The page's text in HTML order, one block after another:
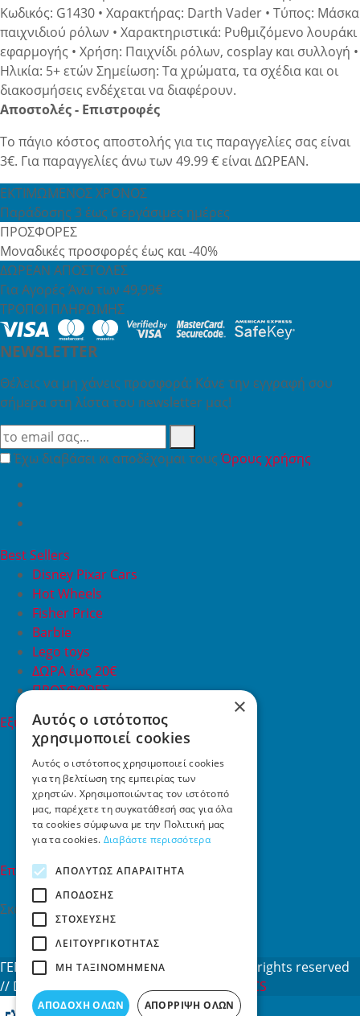
Κωδικός: G1430 • Χαρακτήρας: Darth Vader • Τύπος: Μάσκα
παιχνιδιού ρόλων • Χαρακτηριστικά: Ρυθμιζόμενο λουράκι
εφαρμογής • Χρήση: Παιχνίδι ρόλων, cosplay και συλλογή •
Ηλικία: 5+ ετών Σημείωση: Τα χρώματα, τα σχέδια και οι
διακοσμήσεις ενδέχεται να διαφέρουν.
Αποστολές - Επιστροφές
Το πάγιο κόστος αποστολής για τις παραγγελίες σας είναι
3€. Για παραγγελίες άνω των 49.99 € είναι ΔΩΡΕΑΝ.
ΕΚΤΙΜΩΜΕΝΟΣ ΧΡΟΝΟΣ
Παράδοσης 3 έως 6 εργάσιμες ημέρες
ΠΡΟΣΦΟΡΕΣ
Μοναδικές προσφορές έως και -40%
ΔΩΡΕΑΝ ΑΠΟΣΤΟΛΕΣ
Για Αγορές Άνω των 49,99€
ΤΡΟΠΟΙ ΠΛΗΡΩΜΗΣ
NEWSLETTER
Θέλεις να μη χάνεις προσφορά; Κάνε την εγγραφή σου
σήμερα στη λίστα του newsletter μας!
Έχω διαβάσει κι αποδέχομαι τουςΌρους χρήσης
Best Sellers
Disney Pixar Cars
Hot Wheels
Fisher Price
Barbie
Lego toys
ΔΩΡΑ έως 20€
ΠΡΟΣΦΟΡΕΣ
Εξυπηρέτηση Πελατών
Εξυπηρέτηση πελατών
Συχνές ερωτήσεις
Όροι χρήσης
Τρόποι Πληρωμής
Επιστροφές
Επικοινωνία
Επικοινωνία
Σκαλάνι, Ηράκλειο Κρήτης
2810731415
info[at]toys4u.gr
ΓΕΜΗ: 188101127000 © 2026
All rights reserved
// Designed & developed byNETMECHANICS
×
Αυτός ο ιστότοπος
χρησιμοποιεί cookies
Αυτός ο ιστότοπος χρησιμοποιεί cookies
για τη βελτίωση της εμπειρίας των
χρηστών. Χρησιμοποιώντας τον ιστότοπό
μας, παρέχετε τη συγκατάθεσή σας για όλα
τα cookies σύμφωνα με την Πολιτική μας
για τα cookies. Διαβάστε περισσότερα
ΑΠΟΛΎΤΩΣ ΑΠΑΡΑΊΤΗΤΑ
ΑΠΌΔΟΣΗΣ
ΣΤΌΧΕΥΣΗΣ
ΛΕΙΤΟΥΡΓΙΚΌΤΗΤΑΣ
ΜΗ ΤΑΞΙΝΟΜΗΜΈΝΑ
ΑΠΟΔΟΧΉ ΌΛΩΝ ΑΠΌΡΡΙΨΗ ΌΛΩΝ